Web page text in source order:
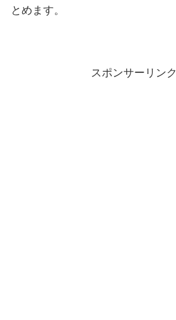
とめます。
スポンサーリンク